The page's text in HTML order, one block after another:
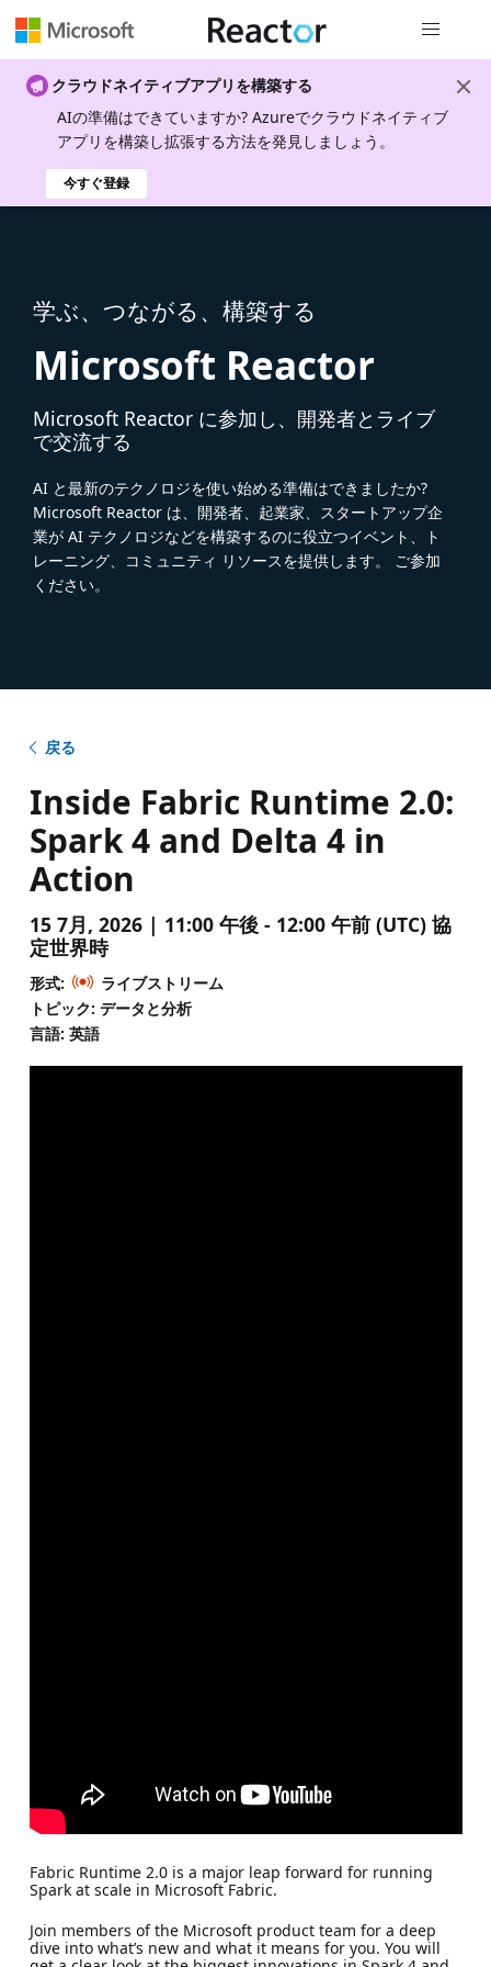
クラウドネイティブアプリを構築する
AIの準備はできていますか? Azureでクラウドネイティブ
アプリを構築し拡張する方法を発見しましょう。
今すぐ登録
学ぶ、つながる、構築する
Microsoft Reactor
Microsoft Reactor に参加し、開発者とライブ
で交流する
AI と最新のテクノロジを使い始める準備はできましたか?
Microsoft Reactor は、開発者、起業家、スタートアップ企
業が AI テクノロジなどを構築するのに役立つイベント、ト
レーニング、コミュニティ リソースを提供します。 ご参加
ください。
戻る
Inside Fabric Runtime 2.0:
Spark 4 and Delta 4 in
Action
15 7月, 2026 | 11:00 午後 - 12:00 午前 (UTC) 協
定世界時
形式:
ライブストリーム
トピック: データと分析
言語: 英語
Fabric Runtime 2.0 is a major leap forward for running
Spark at scale in Microsoft Fabric.
Join members of the Microsoft product team for a deep
dive into what’s new and what it means for you. You will